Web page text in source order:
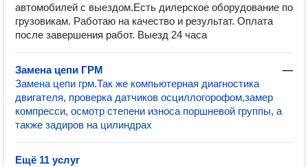
автомобилей с выездом.Есть дилерское оборудование по
грузовикам. Работаю на качество и результат. Оплата
после завершения работ. Выезд 24 часа
Замена цепи ГРМ
—
Замена цепи грм.Так же компьютерная диагностика
двигателя, проверка датчиков осциллогорофом,замер
компресси, осмотр степени износа поршневой группы, а
также задиров на цилиндрах
Ещё 11 услуг